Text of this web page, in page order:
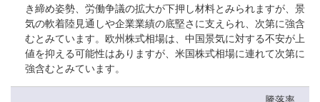
き締め姿勢、労働争議の拡大が下押し材料とみられますが、景
気の軟着陸見通しや企業業績の底堅さに支えられ、次第に強含
むとみています。欧州株式相場は、中国景気に対する不安が上
値を抑える可能性はありますが、米国株式相場に連れて次第に
強含むとみています。